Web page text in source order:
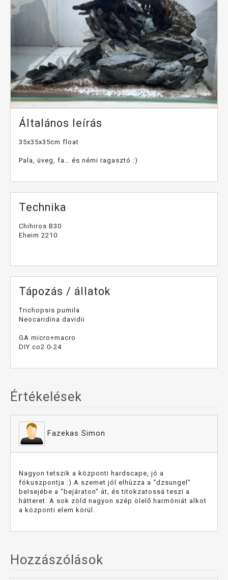
Általános leírás
35x35x35cm float
Pala, üveg, fa… és némi ragasztó :)
Technika
Chihiros B30
Eheim 2210
Tápozás / állatok
Trichopsis pumila
Neocaridina davidii
GA micro+macro
DIY co2 0-24
Értékelések
Fazekas Simon
Nagyon tetszik a központi hardscape, jó a
fókuszpontja :) A szemet jól elhúzza a “dzsungel”
belsejébe a “bejáraton” át, és titokzatossá teszi a
hátteret. A sok zöld nagyon szép ölelő harmóniát alkot
a központi elem körül.
Hozzászólások